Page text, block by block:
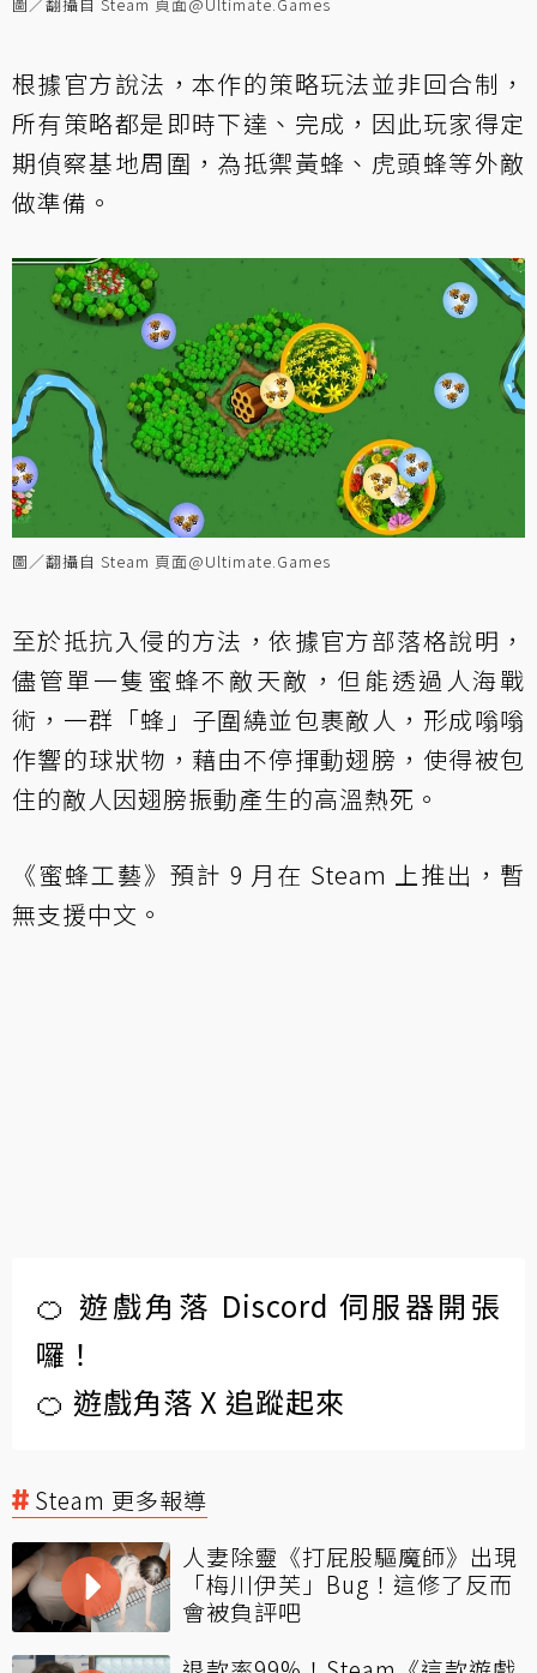
根據官方說法，本作的策略玩法並非回合制，
所有策略都是即時下達、完成，因此玩家得定
期偵察基地周圍，為抵禦黃蜂、虎頭蜂等外敵
做準備。
圖／翻攝自 Steam 頁面@Ultimate.Games
至於抵抗入侵的方法，依據官方部落格說明，
儘管單一隻蜜蜂不敵天敵，但能透過人海戰
術，一群「蜂」子圍繞並包裹敵人，形成嗡嗡
作響的球狀物，藉由不停揮動翅膀，使得被包
住的敵人因翅膀振動產生的高溫熱死。
《蜜蜂工藝》預計 9 月在 Steam 上推出，暫
無支援中文。
🍊 遊戲角落 Discord 伺服器開張
囉！
🍊 遊戲角落 X 追蹤起來
Steam 更多報導
人妻除靈《打屁股驅魔師》出現
「梅川伊芙」Bug！這修了反而
會被負評吧